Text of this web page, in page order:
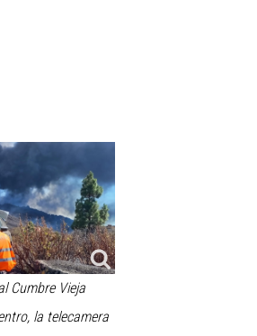
Cumbre Vieja
la telecamera